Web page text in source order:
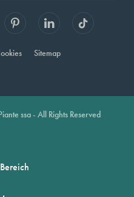
Sitemap
ssa - All Rights Reserved